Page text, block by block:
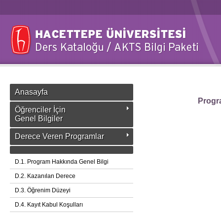
Anasayfa
Öğrenciler İçin
Genel Bilgiler
Derece Veren Programlar
D.1. Program Hakkında Genel Bilgi
D.2. Kazanılan Derece
D.3. Öğrenim Düzeyi
D.4. Kayıt Kabul Koşulları